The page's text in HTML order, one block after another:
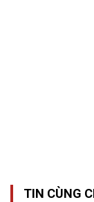
TIN CÙNG